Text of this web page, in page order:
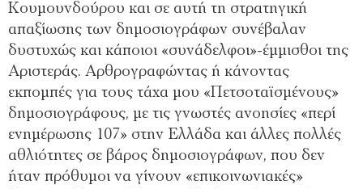
Κουμουνδούρου και σε αυτή τη στρατηγική
απαξίωσης των δημοσιογράφων συνέβαλαν
δυστυχώς και κάποιοι «συνάδελφοι»-έμμισθοι της
Αριστεράς. Αρθρογραφώντας ή κάνοντας
εκπομπές για τους τάχα μου «Πετσοταϊσμένους»
δημοσιογράφους, με τις γνωστές ανοησίες «περί
ενημέρωσης 107» στην Ελλάδα και άλλες πολλές
αθλιότητες σε βάρος δημοσιογράφων, που δεν
ήταν πρόθυμοι να γίνουν «επικοινωνιακές»